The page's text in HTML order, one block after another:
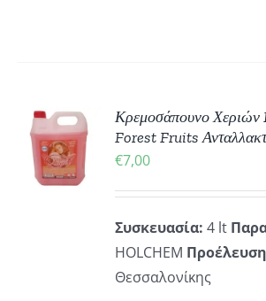
Κρεμοσάπουνο Χεριών
Forest Fruits
€7,00
Συσκευασία: 4 lt
HOLCHEM
Θεσσαλονίκης